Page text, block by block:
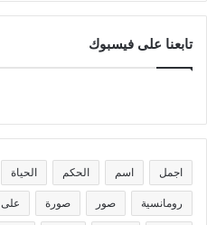
تابعنا على فيسبوك
اجمل اسم الحكم الحياة
رومانسية صور صورة على